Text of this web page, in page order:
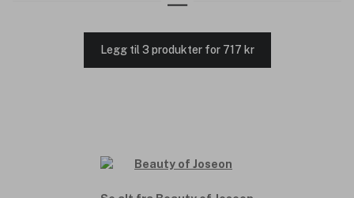
Legg til 3 produkter for 717 kr